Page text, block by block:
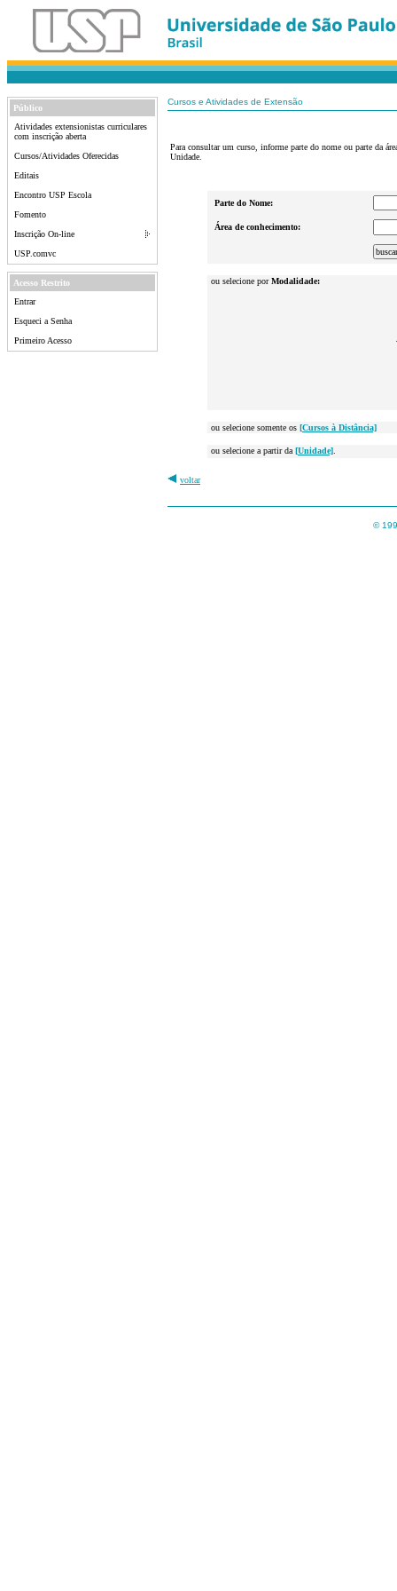
Público
Atividades extensionistas curriculares
com inscrição aberta
Cursos/Atividades Oferecidas
Editais
Encontro USP Escola
Fomento
Inscrição On-line
USP.comvc
Acesso Restrito
Entrar
Esqueci a Senha
Primeiro Acesso
Cursos e Atividades de Extensão
Para consultar um curso, informe parte do nome ou parte da
Unidade.
Parte do Nome:
Área de conhecimento:
ou selecione porModalidade:
ou selecione somente os [Cursos à Distância]
ou selecione a partir da [Unidade].
voltar
©